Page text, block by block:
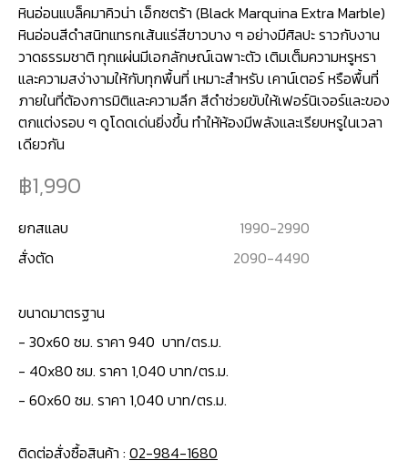
หินอ่อนแบล็คมาคิวน่า เอ็กซตร้า (Black Marquina Extra Marble)
หินอ่อนสีดำสนิทแทรกเส้นแร่สีขาวบาง ๆ อย่างมีศิลปะ ราวกับงาน
วาดธรรมชาติ ทุกแผ่นมีเอกลักษณ์เฉพาะตัว เติมเต็มความหรูหรา
และความสง่างามให้กับทุกพื้นที่ เหมาะสำหรับ เคาน์เตอร์ หรือพื้นที่
ภายในที่ต้องการมิติและความลึก สีดำช่วยขับให้เฟอร์นิเจอร์และของ
ตกแต่งรอบ ๆ ดูโดดเด่นยิ่งขึ้น ทำให้ห้องมีพลังและเรียบหรูในเวลา
1,990
ยกสแลบ 1990-2990
สั่งตัด
2090-4490
ขนาดมาตรฐาน
- 30x60 ซม. ราคา 940 บาท/ตร.ม.
- 40x80 ซม. ราคา 1,040 บาท/ตร.ม.
- 60x60 ซม. ราคา 1,040 บาท/ตร.ม.
ติดต่อสั่งซื้อสินค้า : 02-984-1680